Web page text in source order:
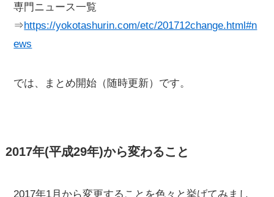
専門ニュース一覧
⇒https://yokotashurin.com/etc/201712change.html#n
ews
では、まとめ開始（随時更新）です。
2017年(平成29年)から変わること
2017年1月から変更することを色々と挙げてみまし